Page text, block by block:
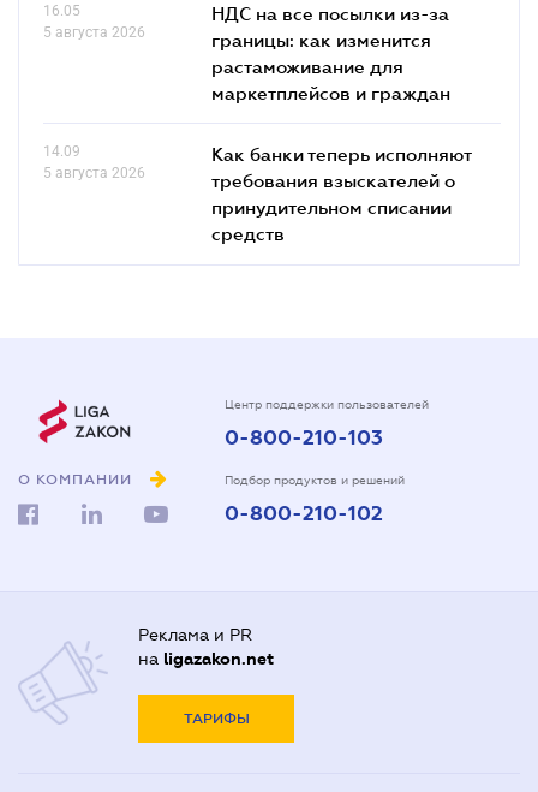
16.05
5 августа 2026
НДС на все посылки из-за
границы: как изменится
растаможивание для
маркетплейсов и граждан
14.09
5 августа 2026
Как банки теперь исполняют
требования взыскателей о
принудительном списании
средств
О КОМПАНИИ
Центр поддержки пользователей
0-800-210-103
Подбор продуктов и решений
0-800-210-102
Реклама и PR
на ligazakon.net
ТАРИФЫ